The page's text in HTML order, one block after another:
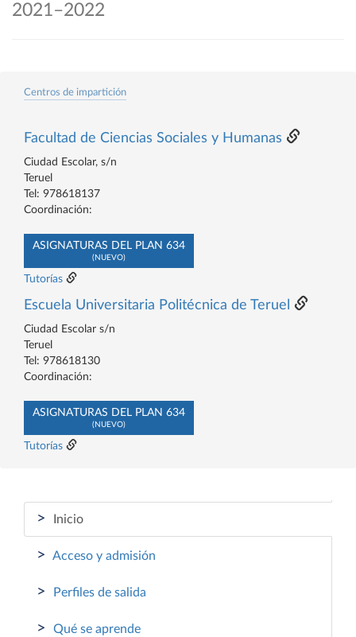
2021–2022
Centros de impartición
Facultad de Ciencias Sociales y Humanas
Ciudad Escolar, s/n
Teruel
Tel: 978618137
Coordinación:
ASIGNATURAS DEL PLAN 634
(NUEVO)
Tutorías
Escuela Universitaria Politécnica de Teruel
Ciudad Escolar s/n
Teruel
Tel: 978618130
Coordinación:
ASIGNATURAS DEL PLAN 634
(NUEVO)
Tutorías
> Inicio
> Acceso y admisión
> Perfiles de salida
> Qué se aprende